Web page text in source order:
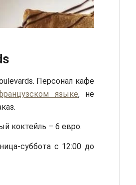
Персонал кафе
языке, не
коктейль – 6 евро.
суббота с 12:00 до